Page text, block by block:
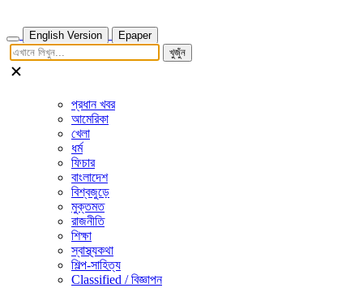
English Version
Epaper
খুজুঁন
প্রধান খবর
আমেরিকা
খেলা
ধর্ম
ফিচার
বাংলাদেশ
বিশ্বজুড়ে
মুক্তমত
রাজনীতি
শিক্ষা
স্বাস্থ্যকথা
শিল্প-সাহিত্য
Classified / বিজ্ঞাপন